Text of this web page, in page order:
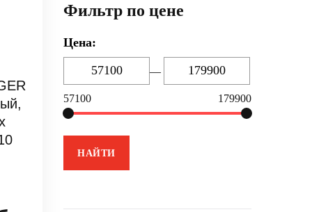
Фильтр по цене
Цена:
—
57100 179900